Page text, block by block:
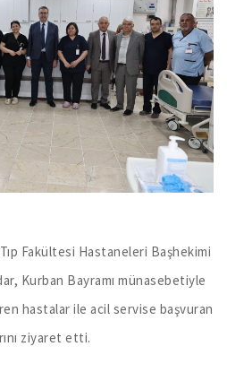
Fakültesi Hastaneleri Başhekimi
Kurban Bayramı münasebetiyle
hastalar ile acil servise başvuran
ziyaret etti.